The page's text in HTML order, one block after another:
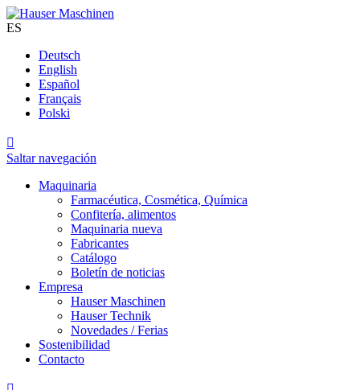
ES
Deutsch
English
Español
Français
Polski

Saltar navegación
Maquinaria
Farmacéutica, Cosmética, Química
Confitería, alimentos
Maquinaria nueva
Fabricantes
Catálogo
Boletín de noticias
Empresa
Hauser Maschinen
Hauser Technik
Novedades / Ferias
Sostenibilidad
Contacto